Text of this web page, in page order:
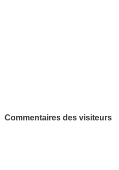
Commentaires des visiteurs